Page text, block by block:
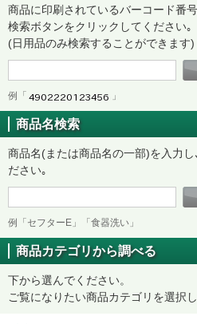
商品に印刷されているバーコード番
検索ボタンをクリックしてください｡
(日用品のみ検索することができます)
例「 」
商品名検索
商品名(または商品名の一部)を入力
ださい｡
例「セフターE」「食器洗い」
商品カテゴリから調べる
下から選んでください。
ご覧になりたい商品カテゴリを選択